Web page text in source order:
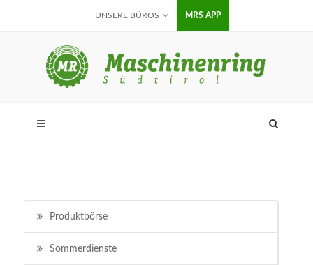
UNSERE BÜROS MRS APP
Produktbörse
Sommerdienste